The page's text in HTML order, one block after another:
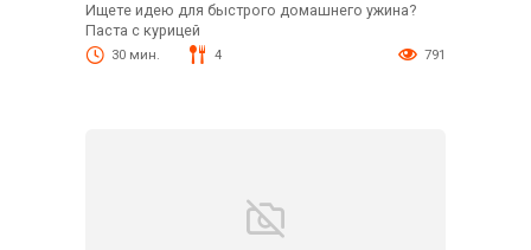
Ищете идею для быстрого домашнего ужина?
Паста с курицей
30 мин. 4 791